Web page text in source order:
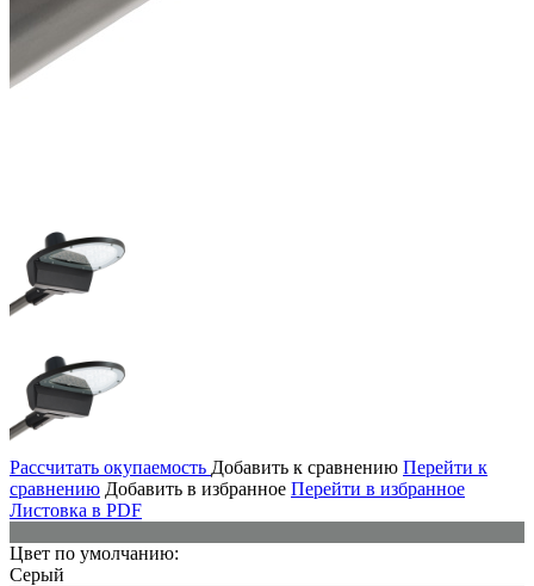
Рассчитать окупаемость Добавить к сравнению Перейти к
сравнению Добавить в избранное Перейти в избранное
Листовка в PDF
Цвет по умолчанию:
Серый